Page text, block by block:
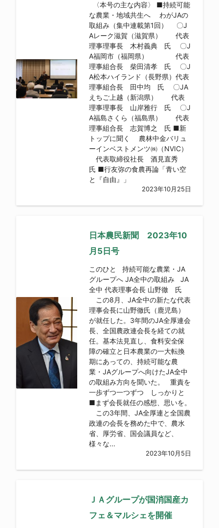
〈本号の主な内容〉 ■持続可能
な農業・地域共生へ わがJAの
取組み（集中連載第1回） 〇J
Aレーク滋賀（滋賀県） 代表
理事理事長 木村義典 氏 〇J
A福岡市（福岡県） 代表
理事組合長 柴田清孝 氏 〇J
A松本ハイランド（長野県）代表
理事組合長 田中均 氏 〇JA
えちご上越（新潟県） 代表
理事理事長 山岸雅行 氏 〇J
A福島さくら（福島県） 代表
理事組合長 志賀博之 氏 ■新
トップに聞く 農林中金バリュ
ーインベストメンツ㈱（NVIC）
代表取締役社長 酒見直秀
氏 ■行友弥の食農再論「青い空
と『自由』」
2023年10月25日
日本農民新聞 2023年10
月5日号
このひと 持続可能な農業・JA
グループへ JA全中の取組み JA
全中 代表理事会長 山野徹 氏
この8月、JA全中の新たな代表
理事会長に山野徹氏（鹿児島）
が就任した。3年間のJA全厚連会
長、全国農政連会長を経ての就
任。基本法見直し、食料安全保
障の確立と日本農業の一大転換
期にあっての、持続可能な農
業・JAグループへ向けたJA全中
の取組み方向を聞いた。 重責を
一歩ずつ一つずつ しっかりと
■まず会長就任の感想、思いを。
この3年間、JA全厚連と全国農
政連の会長を務めた中で、農水
省、厚労省、国会議員など、
様々な...
2023年10月5日
ＪＡグループが国消国産カ
フェ＆マルシェを開催